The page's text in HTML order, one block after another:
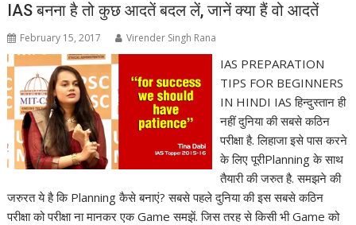
IAS बनना है तो कुछ आदतें बदल लें, जानें क्या हैं वो आदतें
February 15, 2017 Virender Singh Rana
IAS PREPARATION
TIPS FOR BEGINNERS
IN HINDI IAS हिन्दुस्तान ही
नहीं दुनिया की सबसे कठिन
परीक्षा है. लिहाजा इसे पास करने
के लिए पूरीPlanning के साथ
तैयारी की जरुत है. समझने की
जरुरत ये है कि Planning कैसे बनाएं? सबसे पहले दुनिया की इस सबसे कठिन
परीक्षा को परीक्षा ना मानकर एक Game समझें. जिस तरह से किसी भी Game को